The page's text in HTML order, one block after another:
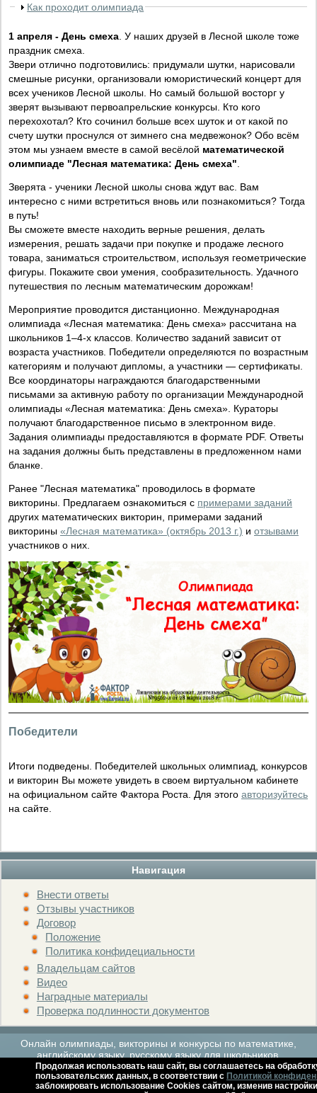
Навигация
Внести ответы
Отзывы участников
Договор
Положение
Политика конфидециальности
Владельцам сайтов
Видео
Наградные материалы
Проверка подлинности документов
Как проходит олимпиада
1 апреля - День смеха . У наших друзей в Лесной школе тоже
праздник смеха.
Звери отлично подготовились: придумали шутки, нарисовали
смешные рисунки, организовали юмористический концерт для
всех учеников Лесной школы. Но самый большой восторг у
зверят вызывают первоапрельские конкурсы. Кто кого
перехохотал? Кто сочинил больше всех шуток и от какой по
счету шутки проснулся от зимнего сна медвежонок? Обо всём
этом мы узнаем вместе в самой весёлой математической
олимпиаде "Лесная математика: День смеха"
Зверята - ученики Лесной школы снова ждут вас. Вам
интересно с ними встретиться вновь или познакомиться? Тогда
в путь!
Вы сможете вместе находить верные решения, делать
измерения, решать задачи при покупке и продаже лесного
товара, заниматься строительством, используя геометрические
фигуры. Покажите свои умения, сообразительность. Удачного
путешествия по лесным математическим дорожкам!
Мероприятие проводится дистанционно. Международная
олимпиада «Лесная математика: День смеха» рассчитана на
школьников 1–4-х классов. Количество заданий зависит от
возраста участников. Победители определяются по возрастным
категориям и получают дипломы, а участники — сертификаты.
Все координаторы награждаются благодарственными
письмами за активную работу по организации Международной
олимпиады «Лесная математика: День смеха». Кураторы
получают благодарственное письмо в электронном виде.
Задания олимпиады предоставляются в формате PDF. Ответы
на задания должны быть представлены в предложенном нами
бланке.
Ранее "Лесная математика" проводилось в формате
викторины. Предлагаем ознакомиться с примерами заданий
других математических викторин, примерами заданий
викторины «Лесная математика» (октябрь 2013 г.) и отзывами
участников о них.
Победители
Итоги подведены. Победителей школьных олимпиад, конкурсов
и викторин Вы можете увидеть в своем виртуальном кабинете
на официальном сайте Фактора Роста. Для этого авторизуйтесь
на сайте.
Онлайн олимпиады, викторины и конкурсы по математике,
английскому языку, русскому языку для школьников.
Продолжая использовать наш сайт, вы соглашаетесь на
пользовательских данных, в соответствии с Политикой
заблокировать использование Cookies сайтом, изменив